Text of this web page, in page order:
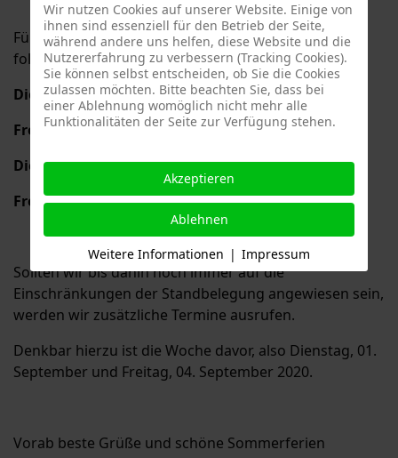
Für dieVereinsmeisterschaften 2021sind zunächst
folgende Tage vorgesehen:
Dienstag, 08. September 2020
Freitag, 11. September 2020
Dienstag, 15 September 2020
Freitag, 18. September 2020
Sollten wir bis dahin noch immer auf die
Einschränkungen der Standbelegung angewiesen sein,
werden wir zusätzliche Termine ausrufen.
Denkbar hierzu ist die Woche davor, also Dienstag, 01.
September und Freitag, 04. September 2020.
Vorab beste Grüße und schöne Sommerferien
Wir nutzen Cookies auf unserer Website. Einige von
ihnen sind essenziell für den Betrieb der Seite,
während andere uns helfen, diese Website und die
Nutzererfahrung zu verbessern (Tracking Cookies).
Sie können selbst entscheiden, ob Sie die Cookies
zulassen möchten. Bitte beachten Sie, dass bei
einer Ablehnung womöglich nicht mehr alle
Funktionalitäten der Seite zur Verfügung stehen.
Akzeptieren
Ablehnen
Weitere Informationen | Impressum